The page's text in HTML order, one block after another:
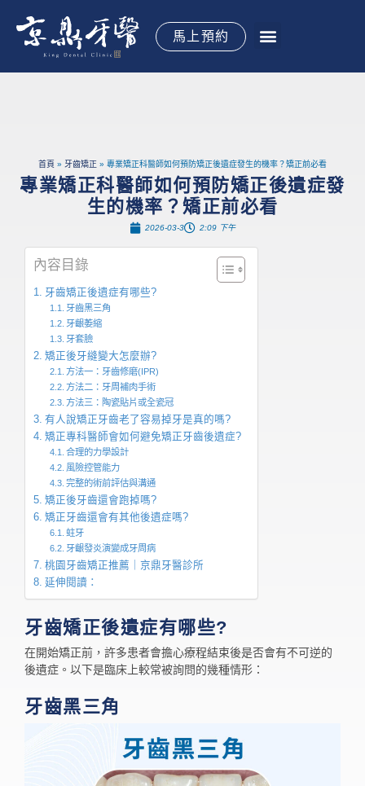
要
馬上預約
首頁 牙齒矯正 專業矯正科醫師如何預防矯正後遺症發生的機率？矯正前必看
專業矯正科醫師如何預防矯正後遺症發
生的機率？矯正前必看
2026-03-3 2:09 下午
內容目錄
牙齒矯正後遺症有哪些?
牙齒黑三角
牙齦萎縮
牙套臉
矯正後牙縫變大怎麼辦?
方法一：牙齒修磨(IPR)
方法二：牙周補肉手術
方法三：陶瓷貼片或全瓷冠
有人說矯正牙齒老了容易掉牙是真的嗎?
矯正專科醫師會如何避免矯正牙齒後遺症?
合理的力學設計
風險控管能力
完整的術前評估與溝通
矯正後牙齒還會跑掉嗎?
矯正牙齒還會有其他後遺症嗎?
蛀牙
牙齦發炎演變成牙周病
桃園牙齒矯正推薦｜京鼎牙醫診所
延伸閱讀：
牙齒矯正後遺症有哪些?
在開始矯正前，許多患者會擔心療程結束後是否會有不可逆的
後遺症。以下是臨床上較常被詢問的幾種情形：
牙齒黑三角